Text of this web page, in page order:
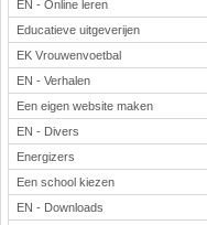
EN - Online leren
Educatieve uitgeverijen
EK Vrouwenvoetbal
EN - Verhalen
Een eigen website maken
EN - Divers
Energizers
Een school kiezen
EN - Downloads